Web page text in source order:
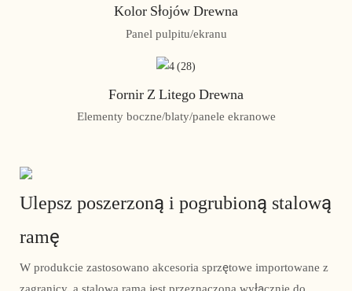
Kolor Słojów Drewna
Panel pulpitu/ekranu
Fornir Z Litego Drewna
Elementy boczne/blaty/panele ekranowe
Ulepsz poszerzoną i pogrubioną stalową
ramę
W produkcie zastosowano akcesoria sprzętowe importowane z